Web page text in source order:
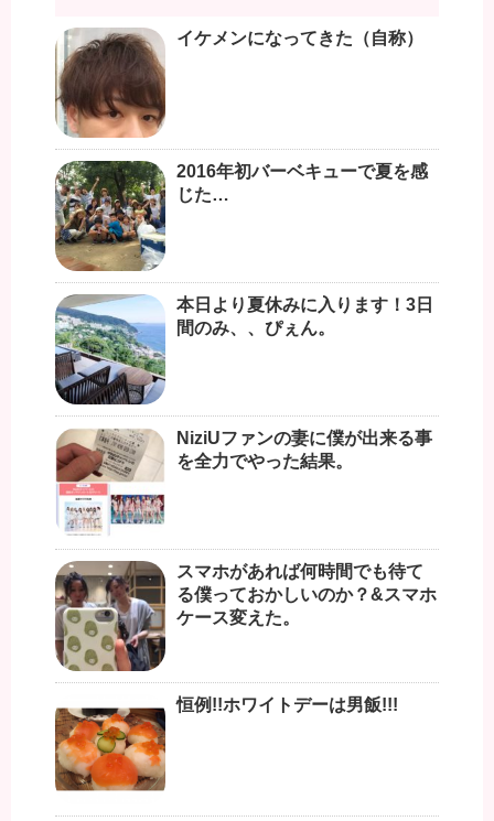
イケメンになってきた（自称）
2016年初バーベキューで夏を感
じた…
本日より夏休みに入ります！3日
間のみ、、ぴぇん。
NiziUファンの妻に僕が出来る事
を全力でやった結果。
スマホがあれば何時間でも待て
る僕っておかしいのか？&スマホ
ケース変えた。
恒例!!ホワイトデーは男飯!!!